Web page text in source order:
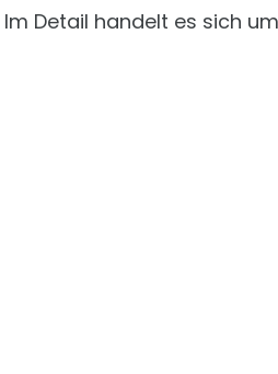
Detail handelt es sich